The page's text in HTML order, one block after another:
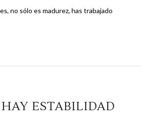
no sólo es madurez, has trabajado
ESTABILIDAD